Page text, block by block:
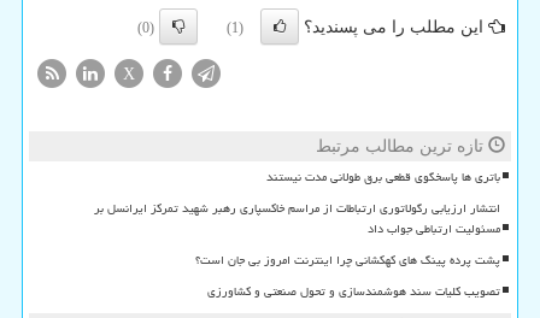
این مطلب را می پسندید؟ (1)
(0)
X
تازه ترین مطالب مرتبط
باتری ها پاسخگوی قطعی برق طولانی مدت نیستند
انتشار ارزیابی رگولاتوری ارتباطات از مراسم خاکسپاری رهبر شهید تمرکز ایرانسل بر
مسئولیت ارتباطی جواب داد
پشت پرده پینگ های کهکشانی چرا اینترنت امروز بی جان است؟
تصویب کلیات سند هوشمندسازی و تحول صنعتی و کشاورزی